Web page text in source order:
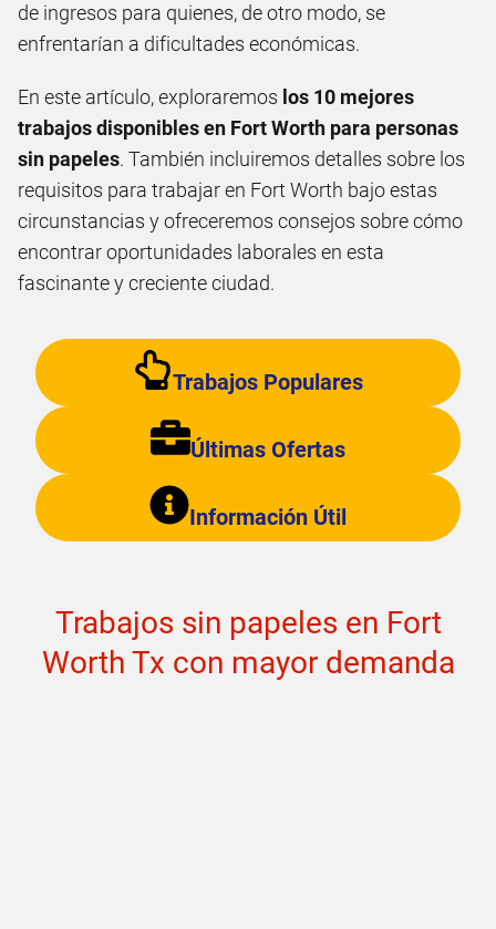
de ingresos para quienes, de otro modo, se
enfrentarían a dificultades económicas.
En este artículo, exploraremos los 10 mejores
trabajos disponibles en Fort Worth para personas
sin papeles. También incluiremos detalles sobre los
requisitos para trabajar en Fort Worth bajo estas
circunstancias y ofreceremos consejos sobre cómo
encontrar oportunidades laborales en esta
fascinante y creciente ciudad.
Trabajos Populares
Últimas Ofertas
Información Útil
Trabajos sin papeles en Fort
Worth Tx con mayor demanda